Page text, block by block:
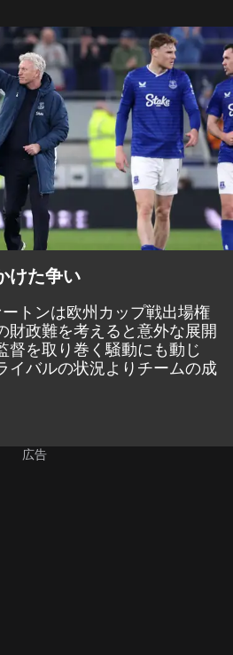
けた争い
トンは欧州カップ戦出場権
財政難を考えると意外な展開
督を取り巻く騒動にも動じ
イバルの状況よりチームの成